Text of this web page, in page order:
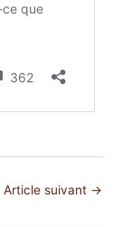
Article suivant →